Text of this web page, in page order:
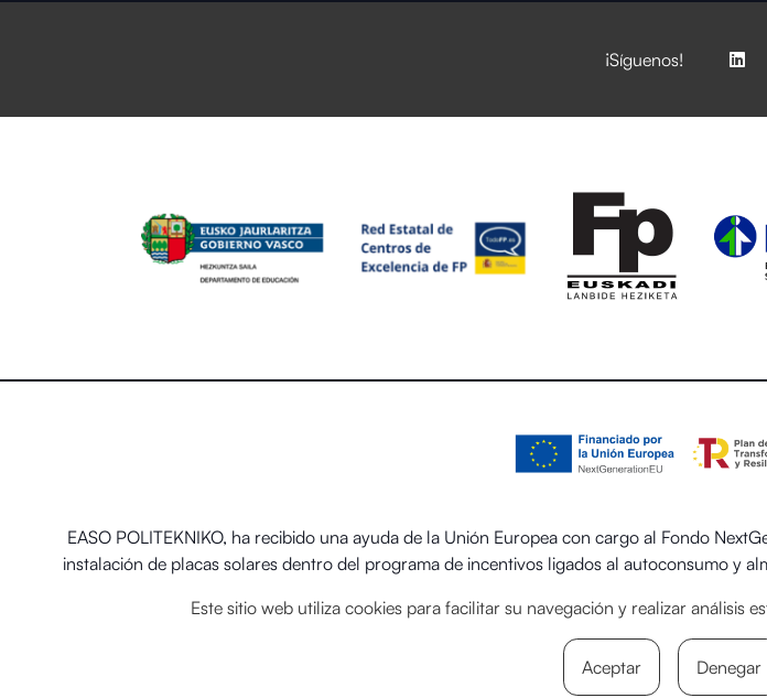
¡Síguenos!
EASO POLITEKNIKO, ha recibido una ayuda de la Unión Europea con cargo al Fondo
instalación de placas solares dentro del programa de incentivos ligados al autoconsumo y
Este sitio web utiliza cookies para facilitar su navegación y realizar análisis
Aceptar Denegar